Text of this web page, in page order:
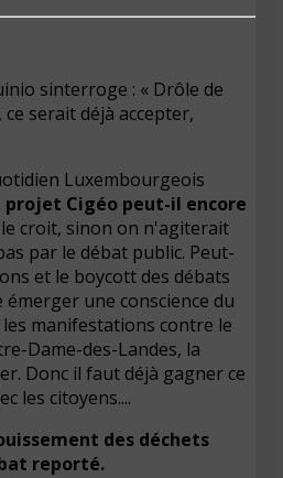
sinterroge : « Drôle de
serait déjà accepter,
Luxembourgeois
projet Cigéo peut-il encore
croit, sinon on n'agiterait
par le débat public. Peut-
et le boycott des débats
une conscience du
manifestations contre le
Dame-des-Landes, la
Donc il faut déjà gagner ce
les citoyens....
des déchets
reporté.